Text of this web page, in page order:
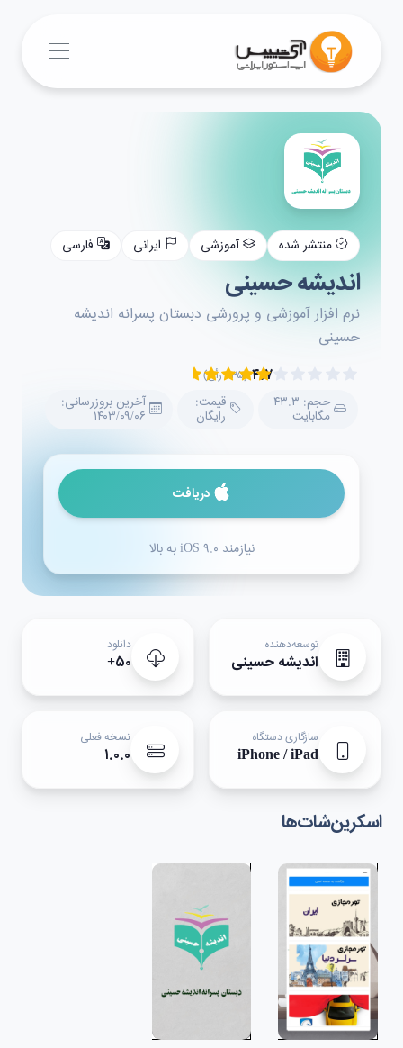
منتشر شده آموزشی ایرانی فارسی
اندیشه حسینی
نرم افزار آموزشی و پرورشی دبستان پسرانه اندیشه
حسینی
۴.۷ (۲۳۵ رأی)
حجم: ۴۳.۳
مگابایت
قیمت:
رایگان
آخرین بروزرسانی:
۱۴۰۳/۰۹/۰۶
دریافت
نیازمند iOS ۹.۰ به بالا
توسعه‌دهنده
اندیشه حسینی
دانلود
۵۰+
سازگاری دستگاه
iPhone / iPad
نسخه فعلی
۱.۰.۰
اسکرین‌شات‌ها